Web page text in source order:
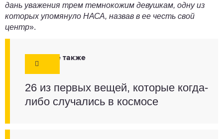
дань уважения трем темнокожим девушкам, одну из
которых упомянуло НАСА, назвав в ее честь свой
центр».
Смотрите также
26 из первых вещей, которые когда-
либо случались в космосе